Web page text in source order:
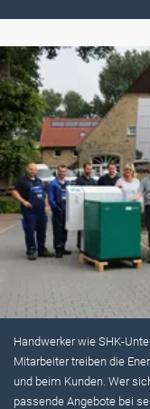
Handwerker wie SHK-
Mitarbeiter treiben die
und beim Kunden. Wer
passende Angebote bei